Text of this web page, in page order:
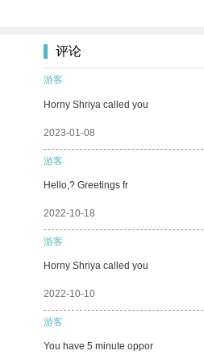
评论
游客
Horny Shriya called you
2023-01-08
游客
Hello,? Greetings fr
2022-10-18
游客
Horny Shriya called you
2022-10-10
游客
You have 5 minute oppor